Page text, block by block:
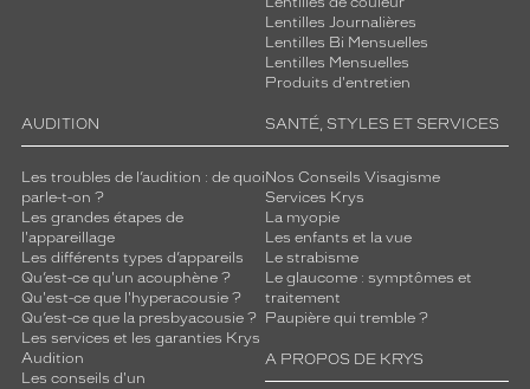
Lentilles Journalières
Lentilles Bi Mensuelles
Lentilles Mensuelles
Produits d'entretien
AUDITION
Les troubles de l’audition : de quoi
parle-t-on ?
Les grandes étapes de
l'appareillage
Les différents types d’appareils
Qu’est-ce qu'un acouphène ?
Qu'est-ce que l'hyperacousie ?
Qu’est-ce que la presbyacousie ?
Les services et les garanties Krys
Audition
Les conseils d'un
SANTÉ, STYLES ET SERVICES
Nos Conseils Visagisme
Services Krys
La myopie
Les enfants et la vue
Le strabisme
Le glaucome : symptômes et
traitement
Paupière qui tremble ?
A PROPOS DE KRYS